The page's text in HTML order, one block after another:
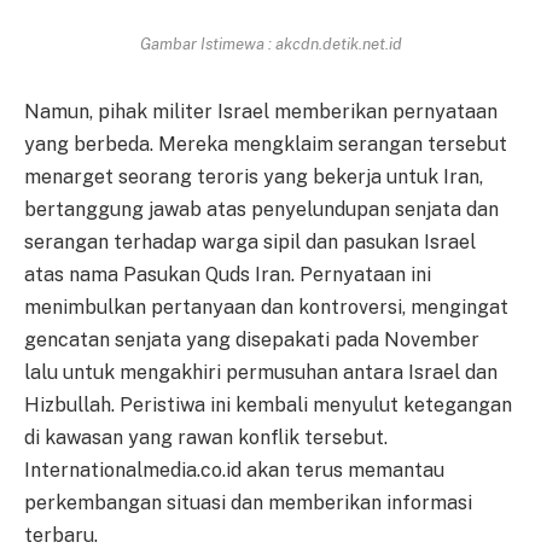
Gambar Istimewa : akcdn.detik.net.id
Namun, pihak militer Israel memberikan pernyataan
yang berbeda. Mereka mengklaim serangan tersebut
menarget seorang teroris yang bekerja untuk Iran,
bertanggung jawab atas penyelundupan senjata dan
serangan terhadap warga sipil dan pasukan Israel
atas nama Pasukan Quds Iran. Pernyataan ini
menimbulkan pertanyaan dan kontroversi, mengingat
gencatan senjata yang disepakati pada November
lalu untuk mengakhiri permusuhan antara Israel dan
Hizbullah. Peristiwa ini kembali menyulut ketegangan
di kawasan yang rawan konflik tersebut.
Internationalmedia.co.id akan terus memantau
perkembangan situasi dan memberikan informasi
terbaru.